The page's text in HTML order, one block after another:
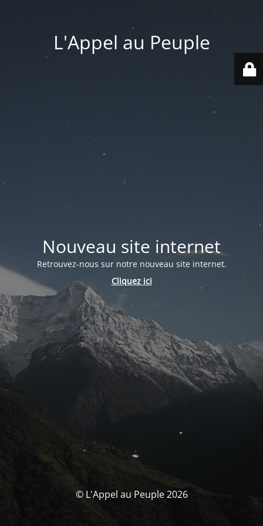
L'Appel au Peuple
Nouveau site internet
Retrouvez-nous sur notre nouveau site internet.
Cliquez ici
© L'Appel au Peuple 2026